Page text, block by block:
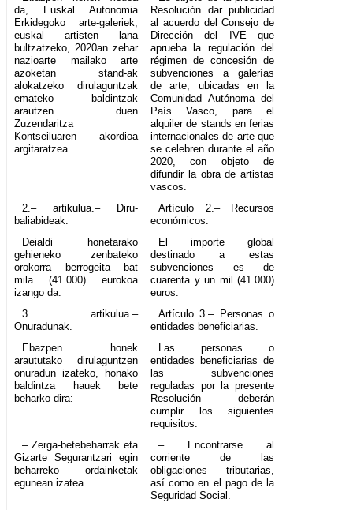
da, Euskal Autonomia
Erkidegoko arte-galeriek,
euskal artisten lana
bultzatzeko, 2020an zehar
nazioarte mailako arte
azoketan stand-ak
alokatzeko dirulaguntzak
emateko baldintzak
arautzen duen
Zuzendaritza
Kontseiluaren akordioa
argitaratzea.
Resolución dar publicidad
al acuerdo del Consejo de
Dirección del IVE que
aprueba la regulación del
régimen de concesión de
subvenciones a galerías
de arte, ubicadas en la
Comunidad Autónoma del
País Vasco, para el
alquiler de stands en ferias
internacionales de arte que
se celebren durante el año
2020, con objeto de
difundir la obra de artistas
vascos.
2.– artikulua.– Diru-
baliabideak.
Artículo 2.– Recursos
económicos.
Deialdi honetarako
gehieneko zenbateko
orokorra berrogeita bat
mila (41.000) eurokoa
izango da.
El importe global
destinado a estas
subvenciones es de
cuarenta y un mil (41.000)
euros.
3. artikulua.–
Onuradunak.
Artículo 3.– Personas o
entidades beneficiarias.
Ebazpen honek
araututako dirulaguntzen
onuradun izateko, honako
baldintza hauek bete
beharko dira:
Las personas o
entidades beneficiarias de
las subvenciones
reguladas por la presente
Resolución deberán
cumplir los siguientes
requisitos:
– Zerga-betebeharrak eta
Gizarte Segurantzari egin
beharreko ordainketak
egunean izatea.
– Encontrarse al
corriente de las
obligaciones tributarias,
así como en el pago de la
Seguridad Social.